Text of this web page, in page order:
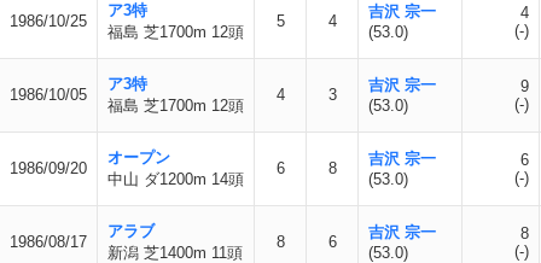
1986/10/25
ア3特
福島 芝1700m 12頭
5 4
吉沢 宗一
(53.0)
4
(-)
1986/10/05
ア3特
福島 芝1700m 12頭
4 3
吉沢 宗一
(53.0)
9
(-)
1986/09/20
オープン
中山 ダ1200m 14頭
6 8
吉沢 宗一
(53.0)
6
(-)
1986/08/17
アラブ
新潟 芝1400m 11頭
8 6
吉沢 宗一
(53.0)
8
(-)